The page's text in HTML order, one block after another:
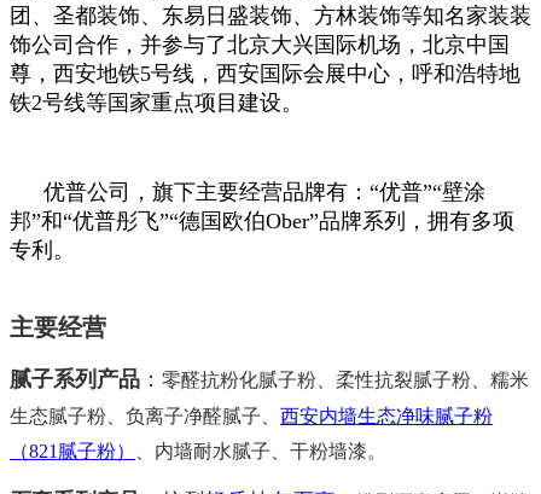
团、圣都装饰、东易日盛装饰、方林装饰等知名家装装
饰公司合作，并参与了北京大兴国际机场，北京中国
尊，西安地铁5号线，西安国际会展中心，呼和浩特地
铁2号线等国家重点项目建设。
优普公司，旗下主要经营品牌有：“优普”“壁涂
邦”和“优普彤飞”“德国欧伯Ober”品牌系列，拥有多项
专利。
主要经营
腻子系列产品 ： 零醛抗粉化腻子粉 、柔性抗裂腻子粉、糯米
生态腻子粉、 负离子净醛腻子、 西安内墙生态净味腻子粉
（821腻子粉）
、内墙耐水腻子、干粉墙漆。